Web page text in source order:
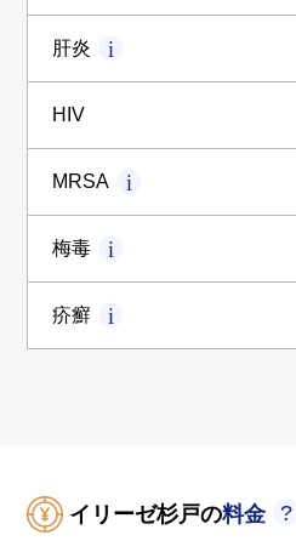
肝炎
HIV
MRSA
梅毒
疥癬
イリーゼ杉戸の料金